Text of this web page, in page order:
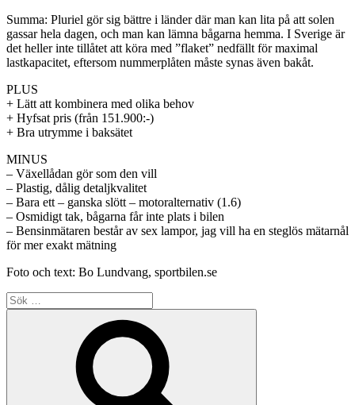
Summa: Pluriel gör sig bättre i länder där man kan lita på att solen
gassar hela dagen, och man kan lämna bågarna hemma. I Sverige är
det heller inte tillåtet att köra med ”flaket” nedfällt för maximal
lastkapacitet, eftersom nummerplåten måste synas även bakåt.
PLUS
+ Lätt att kombinera med olika behov
+ Hyfsat pris (från 151.900:-)
+ Bra utrymme i baksätet
MINUS
– Växellådan gör som den vill
– Plastig, dålig detaljkvalitet
– Bara ett – ganska slött – motoralternativ (1.6)
– Osmidigt tak, bågarna får inte plats i bilen
– Bensinmätaren består av sex lampor, jag vill ha en steglös mätarnål
för mer exakt mätning
Foto och text: Bo Lundvang, sportbilen.se
Sök
efter: